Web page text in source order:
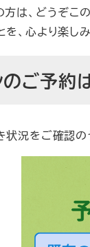
は、どうぞこ
、心より楽し
ご予約
況をご確認の